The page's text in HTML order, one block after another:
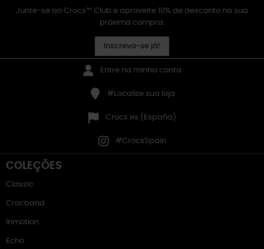
Junte-se ao Crocs™ Club e aproveite 10% de desconto na sua
próxima compra.
Inscreva-se já!
Entre na minha conta
#Localize sua loja
Crocs.es (España)
#CrocsSpain
COLEÇÕES
Classic
Crocband
Inmotion
Echo